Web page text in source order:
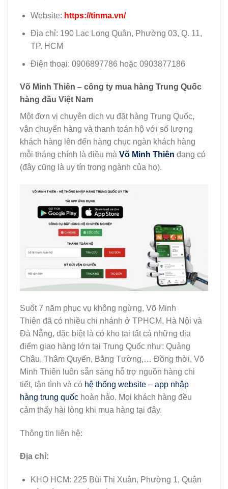
Website: https://tinma.vn/
Địa chỉ: 190 Lạc Long Quân, Phường 03, Q. 11,
TP. HCM
Điện thoại: 0906897786 hoặc 0903877186
Võ Minh Thiên – công ty mua hàng Trung Quốc
hàng đầu Việt Nam
Một đơn vị chuyên dịch vụ đặt hàng Trung Quốc,
vận chuyển hàng và thanh toán hộ với số lượng
khách hàng lên đến hàng chục ngàn khách hàng
mỗi tháng chính là điều mà Võ Minh Thiên đang có
(đây cũng là uy tín trong ngành của họ).
Suốt 7 năm phục vụ không ngừng, Võ Minh
Thiên đã có nhiều chi nhánh ở TPHCM, Hà Nội và
Đà Nẵng, đặc biệt là có kho tại tất cả những địa
điểm giao hàng lớn tại Trung Quốc như: Quảng
Châu, Thâm Quyến, Bằng Tường,… Đồng thời, Võ
Minh Thiên luôn sẵn sàng hỗ trợ nguồn hàng chi
tiết, tận tình và có hệ thống website – app nhập
hàng trung quốc hoàn hảo. Mọi khách hàng đều
cảm thấy hài lòng khi mua hàng tại đây.
Thông tin liên hệ:
Địa chỉ:
KHO HCM: 225 Bùi Thị Xuân, Phường 1, Quận